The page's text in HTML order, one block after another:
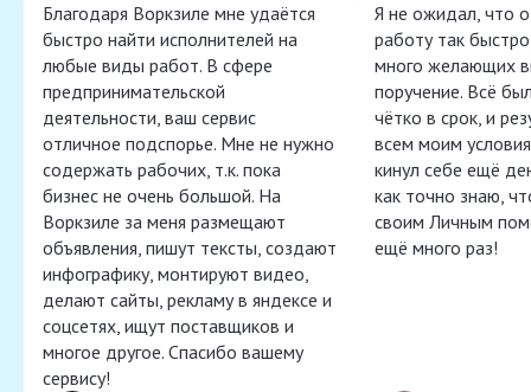
Благодаря Воркзиле мне удаётся
быстро найти исполнителей на
любые виды работ. В сфере
предпринимательской
деятельности, ваш сервис
отличное подспорье. Мне не нужно
содержать рабочих, т.к. пока
бизнес не очень большой. На
Воркзиле за меня размещают
объявления, пишут тексты, создают
инфографику, монтируют видео,
делают сайты, рекламу в яндексе и
соцсетях, ищут поставщиков и
многое другое. Спасибо вашему
сервису!
Я не ожидал, что
работу так
много желающих
поручение. Всё
чётко в срок, и
всем моим
кинул себе ещё
как точно знаю,
своим Личным
ещё много раз!